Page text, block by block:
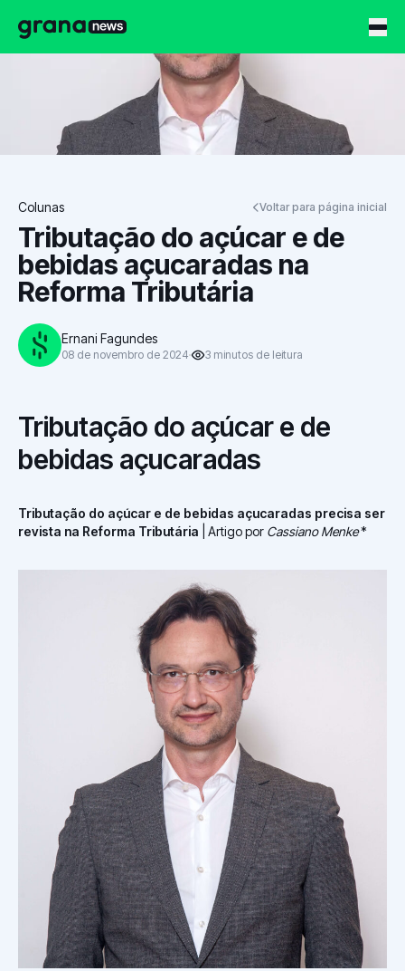
Grana News
Colunas Voltar para página inicial
Tributação do açúcar e de
bebidas açucaradas na
Reforma Tributária
Ernani Fagundes
08 de novembro de 2024 3 minutos de leitura
Tributação do açúcar e de
bebidas açucaradas
Tributação do açúcar e de bebidas açucaradas precisa ser
revista na Reforma Tributária | Artigo por Cassiano Menke*